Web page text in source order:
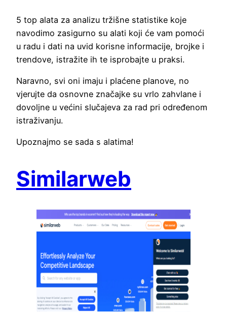
5 top alata za analizu tržišne statistike koje
navodimo zasigurno su alati koji će vam pomoći
u radu i dati na uvid korisne informacije, brojke i
trendove, istražite ih te isprobajte u praksi.
Naravno, svi oni imaju i plaćene planove, no
vjerujte da osnovne značajke su vrlo zahvlane i
dovoljne u većini slučajeva za rad pri određenom
istraživanju.
Upoznajmo se sada s alatima!
Similarweb